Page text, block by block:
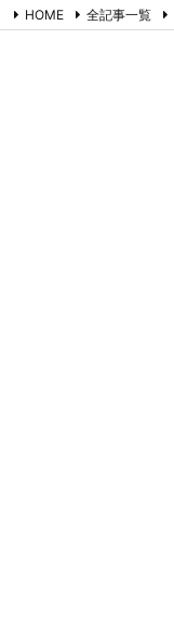
HOME 全記事一覧